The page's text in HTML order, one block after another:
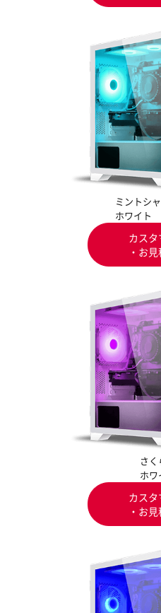
ミントシ
ホワイト
カス
・お
さ
ホワ
カス
・お